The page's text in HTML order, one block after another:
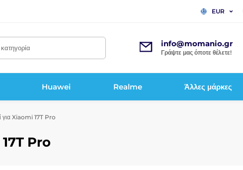
EUR
info@momanio.gr
Γράψτε μας όποτε θέλετε!
Huawei Realme Άλλες μάρκες
για Xiaomi 17T Pro
17T Pro